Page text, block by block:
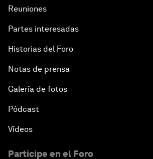
Reuniones
Partes interesadas
Historias del Foro
Notas de prensa
Galería de fotos
Pódcast
Vídeos
Participe en el Foro